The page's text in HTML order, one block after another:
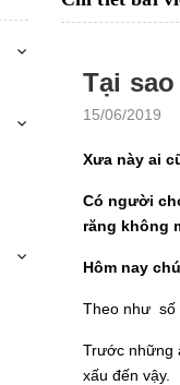
Tại
15/06/2019
Xưa này ai
Có người
răng không
Hôm nay
Theo như số
Trước những
xấu đến vậy.